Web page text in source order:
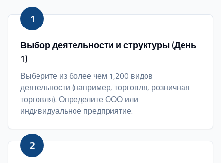
1
Выбор деятельности и структуры (День
1)
Выберите из более чем 1,200 видов
деятельности (например, торговля, розничная
торговля). Определите ООО или
индивидуальное предприятие.
2